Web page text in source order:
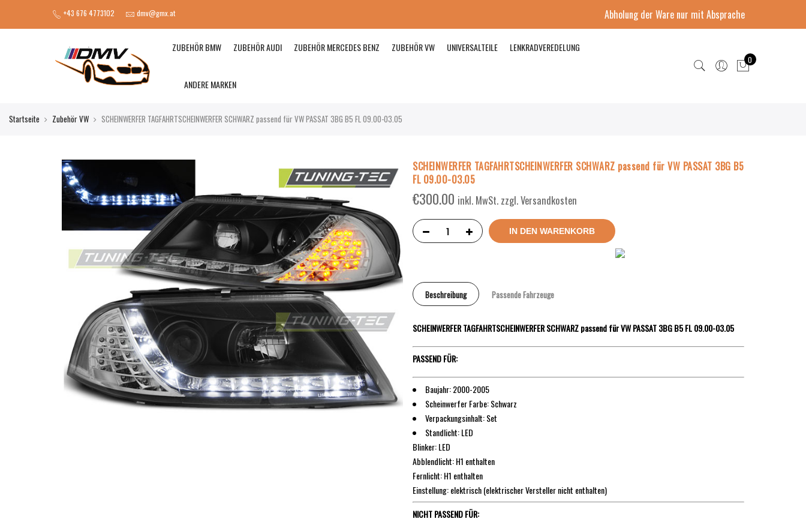
+43 676 4773102 dmv@gmx.at Abholung der Ware nur mit Absprache
ZUBEHÖR BMW ZUBEHÖR AUDI ZUBEHÖR MERCEDES BENZ ZUBEHÖR VW UNIVERSALTEILE LENKRADVEREDELUNG
ANDERE MARKEN
0
Startseite Zubehör VW SCHEINWERFER TAGFAHRTSCHEINWERFER SCHWARZ passend für VW PASSAT 3BG B5 FL 09.00-03.05
SCHEINWERFER TAGFAHRTSCHEINWERFER SCHWARZ passend für VW PASSAT 3BG B5
FL 09.00-03.05
€300.00 inkl. MwSt. zzgl. Versandkosten
IN DEN WARENKORB
Beschreibung Passende Fahrzeuge
SCHEINWERFER TAGFAHRTSCHEINWERFER SCHWARZ passend für VW PASSAT 3BG B5 FL 09.00-03.05
PASSEND FÜR:
Baujahr: 2000-2005
Scheinwerfer Farbe: Schwarz
Verpackungsinhalt: Set
Standlicht: LED
Blinker: LED
Abblendlicht: H1 enthalten
Fernlicht: H1 enthalten
Einstellung: elektrisch (elektrischer Versteller nicht enthalten)
NICHT PASSEND FÜR: